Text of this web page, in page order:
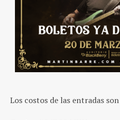
Los costos de las entradas